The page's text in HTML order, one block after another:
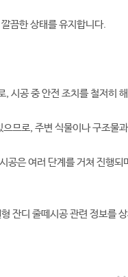
끔한 상태를 유지합니다.
시공 중 안전 조치를 철저히 해
므로, 주변 식물이나 구조물과
공은 여러 단계를 거쳐 진행되
잔디 줄떼시공 관련 정보를